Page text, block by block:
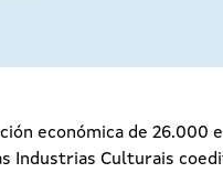
económica de 26.000
Industrias Culturais